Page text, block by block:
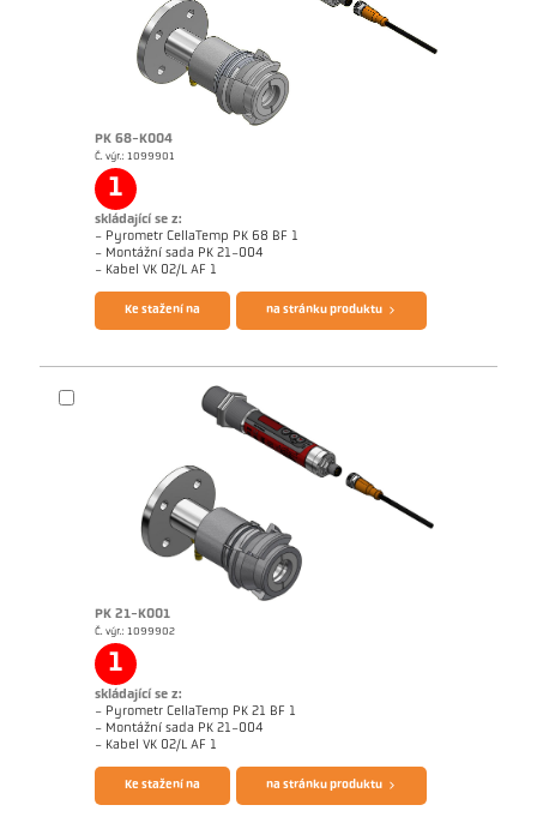
PK 68-K004
Č. výr.: 1099901
1
skládající se z:
- Pyrometr CellaTemp PK 68 BF 1
- Montážní sada PK 21-004
- Kabel VK 02/L AF 1
Brožura CellaTemp PK PKF PKL
Ke stažení na na stránku produktu
PK 21-K001
Č. výr.: 1099902
1
skládající se z:
- Pyrometr CellaTemp PK 21 BF 1
- Montážní sada PK 21-004
- Kabel VK 02/L AF 1
Brožura CellaTemp PK PKF PKL
Ke stažení na na stránku produktu